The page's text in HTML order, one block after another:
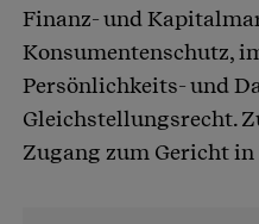
Finanz- und
Konsumentenschutz,
Persönlichkeits- und
Gleichstellungsrecht.
Zugang zum Gericht